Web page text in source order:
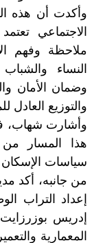
وأكدت أن هذه
الاجتماعي
ملاحظة وفهم
النساء
وضمان الأمان
والتوزيع العادل
وأشارت شهاب،
هذا المسار من
سياسات الإسكان
من جانبه، أكد
إعداد التراب
إدريس
المعمارية